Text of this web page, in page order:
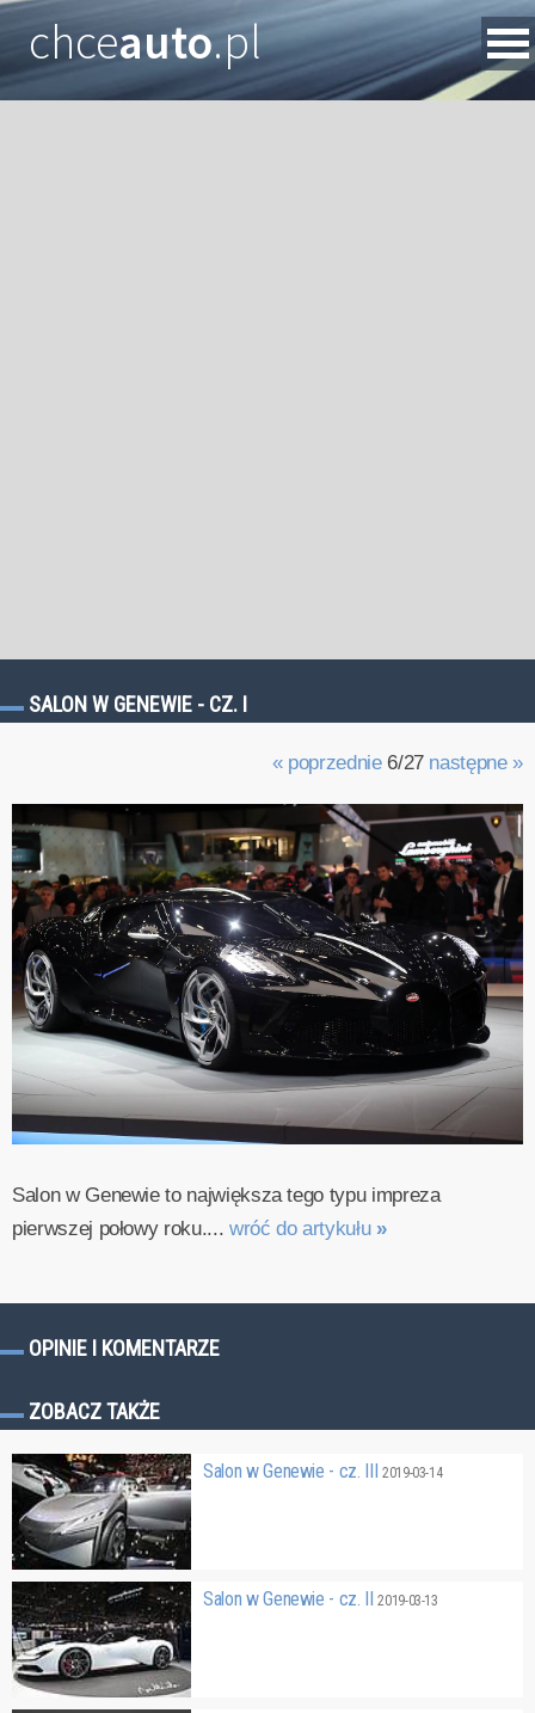
chceauto.pl
SALON W GENEWIE - CZ. I
« poprzednie6/27 następne »
Salon w Genewie to największa tego typu impreza
pierwszej połowy roku.... wróć do artykułu »
OPINIE I KOMENTARZE
ZOBACZ TAKŻE
Salon w Genewie - cz. III 2019-03-14
Salon w Genewie - cz. II2019-03-13